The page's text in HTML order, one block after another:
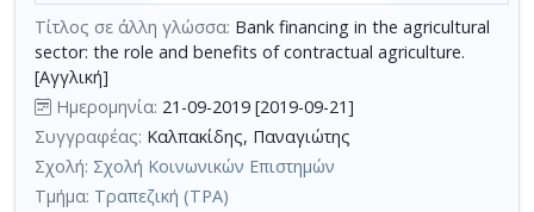
επιπλέον
κριτηρίων
αναζήτησης
Τίτλος σε άλλη γλώσσα: Bank financing in the agricultural
sector: the role and benefits of contractual agriculture.
[Αγγλική]
Ημερομηνία: 21-09-2019 [2019-09-21]
Συγγραφέας: Καλπακίδης, Παναγιώτης
Σχολή: Σχολή Κοινωνικών Επιστημών
Τμήμα: Τραπεζική (ΤΡΑ)